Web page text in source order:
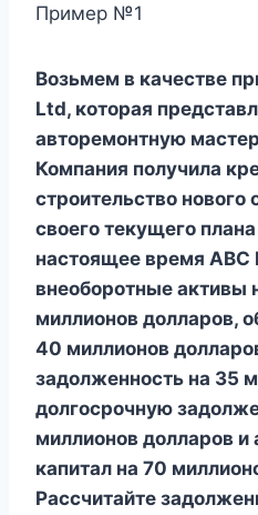
Пример №1
Возьмем в качестве
Ltd, которая
авторемонтную
Компания получила
строительство нового
своего текущего
настоящее время ABC
внеоборотные активы
миллионов долларов,
40 миллионов
задолженность на 35
долгосрочную
миллионов долларов
капитал на 70
Рассчитайте